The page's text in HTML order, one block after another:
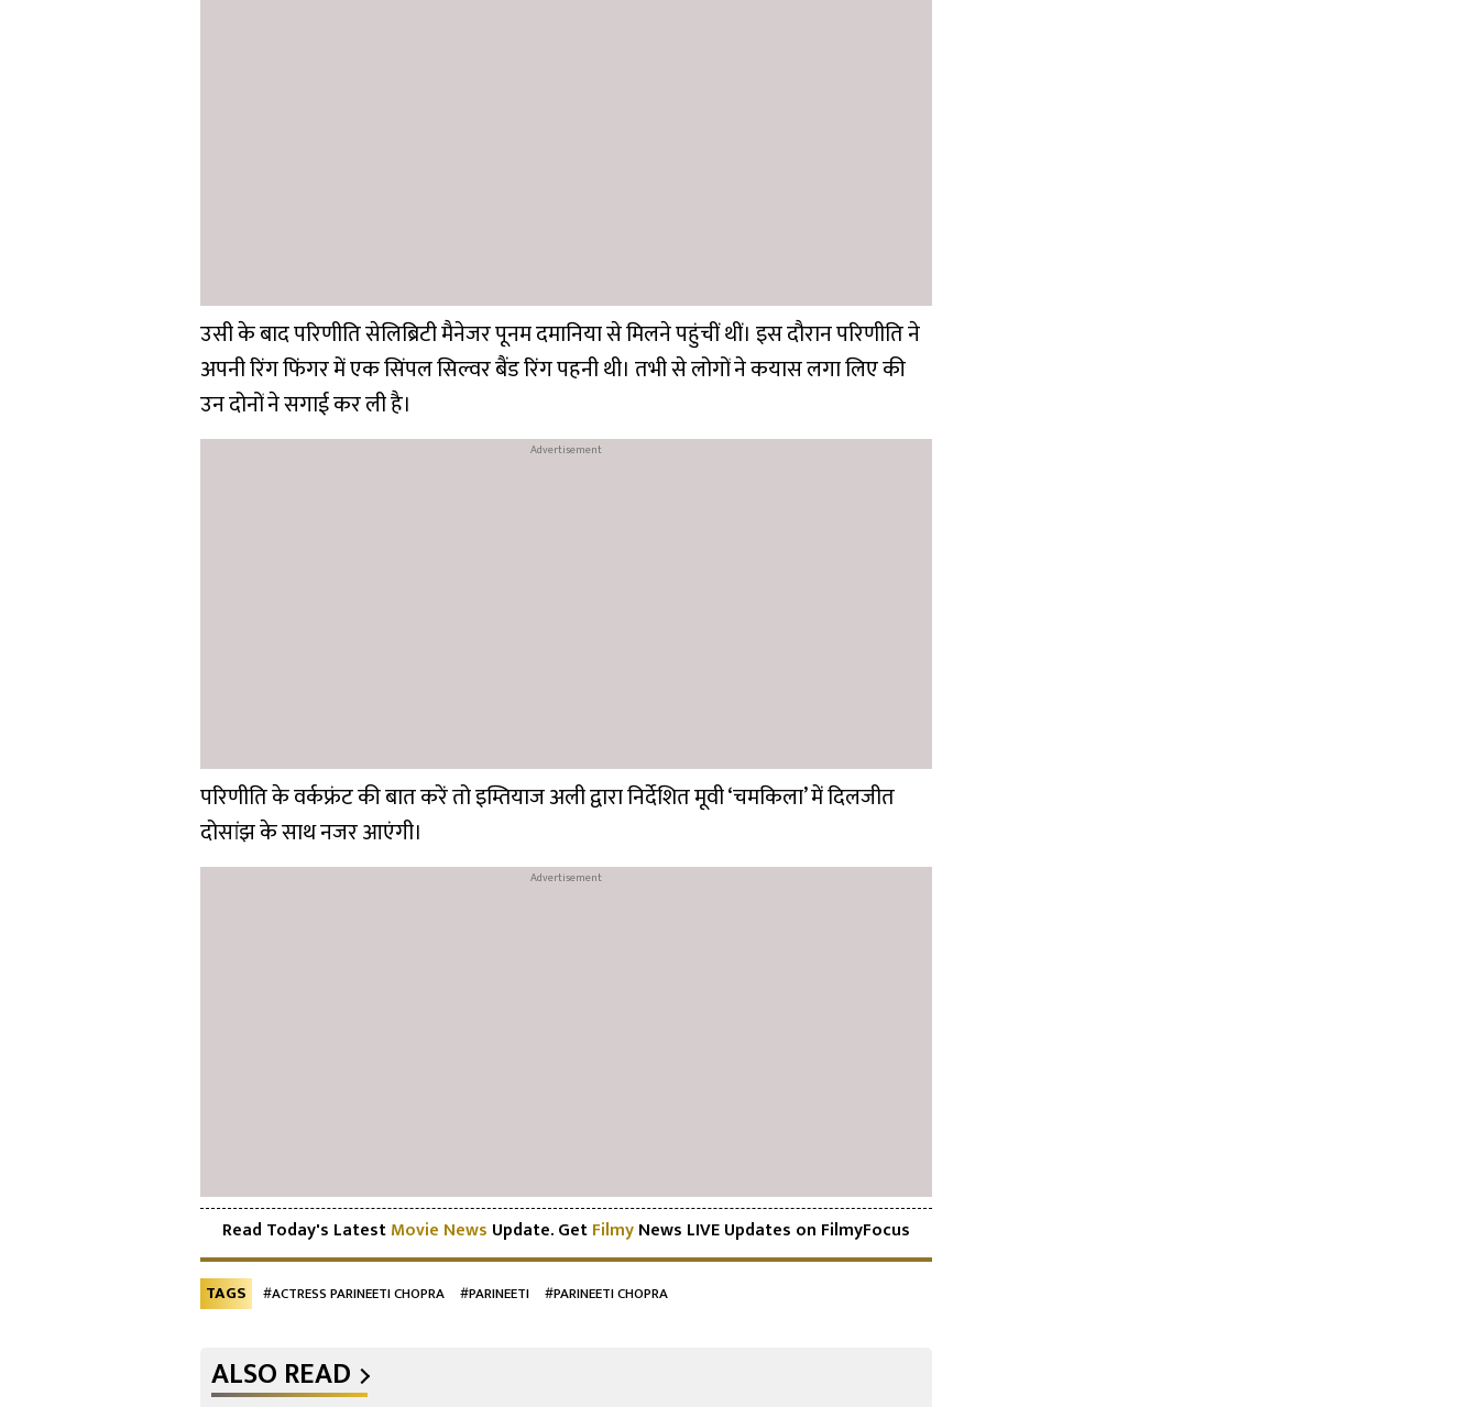
उसी के बाद परिणीति सेलिब्रिटी मैनेजर पूनम दमानिया से मिलने पहुंचीं थीं। इस दौरान परिणीति ने
अपनी रिंग फिंगर में एक सिंपल सिल्वर बैंड रिंग पहनी थी। तभी से लोगों ने कयास लगा लिए की
उन दोनों ने सगाई कर ली है।
परिणीति के वर्कफ्रंट की बात करें तो इम्तियाज अली द्वारा निर्देशित मूवी ‘चमकिला’ में दिलजीत
दोसांझ के साथ नजर आएंगी।
Read Today's LatestMovie News Update. GetFilmyNews LIVE Updates on FilmyFocus
TAGS #ACTRESS PARINEETI CHOPRA #PARINEETI #PARINEETI CHOPRA
ALSO READ